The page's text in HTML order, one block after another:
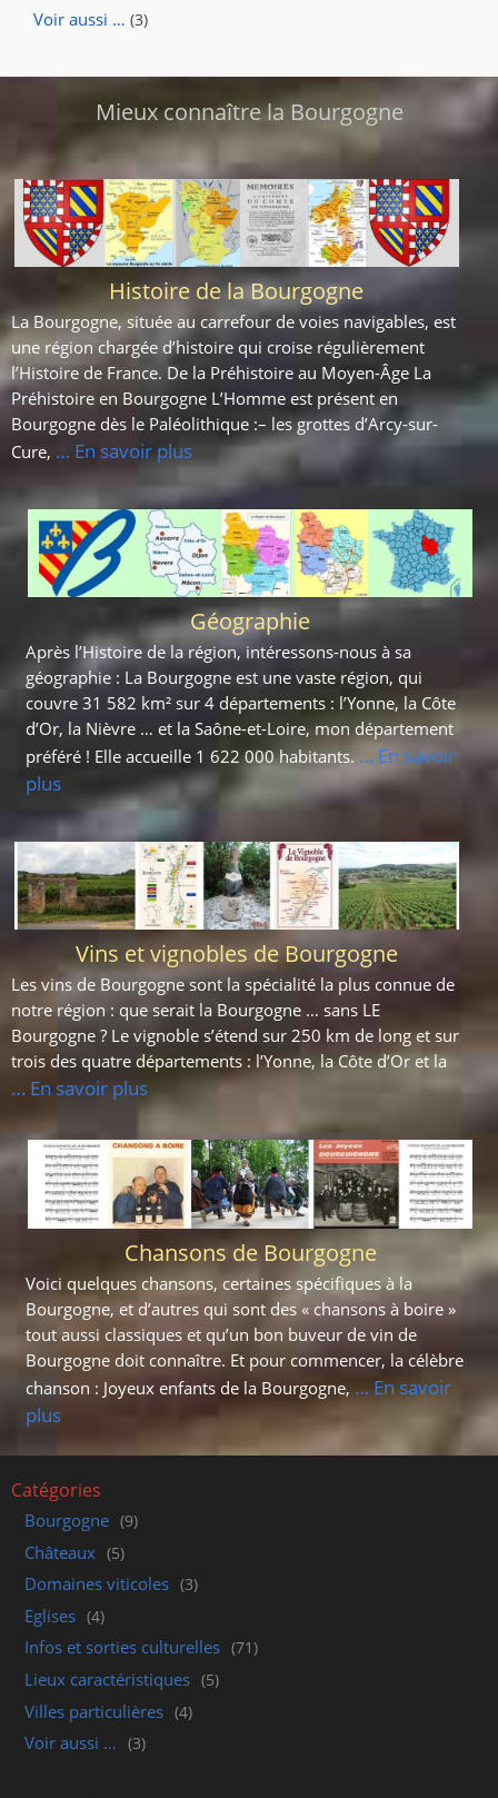
Voir aussi … (3)
Mieux connaître la Bourgogne
Histoire de la Bourgogne
La Bourgogne, située au carrefour de voies navigables, est
une région chargée d’histoire qui croise régulièrement
l’Histoire de France. De la Préhistoire au Moyen-Âge La
Préhistoire en Bourgogne L’Homme est présent en
Bourgogne dès le Paléolithique :– les grottes d’Arcy-sur-
Cure, … En savoir plus
Géographie
Après l’Histoire de la région, intéressons-nous à sa
géographie : La Bourgogne est une vaste région, qui
couvre 31 582 km² sur 4 départements : l’Yonne, la Côte
d’Or, la Nièvre … et la Saône-et-Loire, mon département
préféré ! Elle accueille 1 622 000 habitants. … En savoir
plus
Vins et vignobles de Bourgogne
Les vins de Bourgogne sont la spécialité la plus connue de
notre région : que serait la Bourgogne … sans LE
Bourgogne ? Le vignoble s’étend sur 250 km de long et sur
trois des quatre départements : l’Yonne, la Côte d’Or et la
… En savoir plus
Chansons de Bourgogne
Voici quelques chansons, certaines spécifiques à la
Bourgogne, et d’autres qui sont des « chansons à boire »
tout aussi classiques et qu’un bon buveur de vin de
Bourgogne doit connaître. Et pour commencer, la célèbre
chanson : Joyeux enfants de la Bourgogne, … En savoir
plus
Catégories
Bourgogne (9)
Châteaux (5)
Domaines viticoles (3)
Eglises (4)
Infos et sorties culturelles (71)
Lieux caractéristiques (5)
Villes particulières (4)
Voir aussi … (3)